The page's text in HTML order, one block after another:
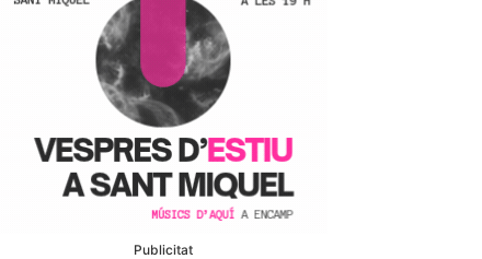
Publicitat